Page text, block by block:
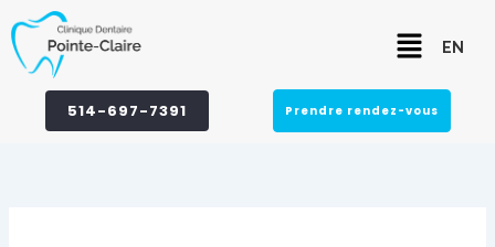
au
contenu
514-697-7391 Prendre rendez-vous
MenuEN